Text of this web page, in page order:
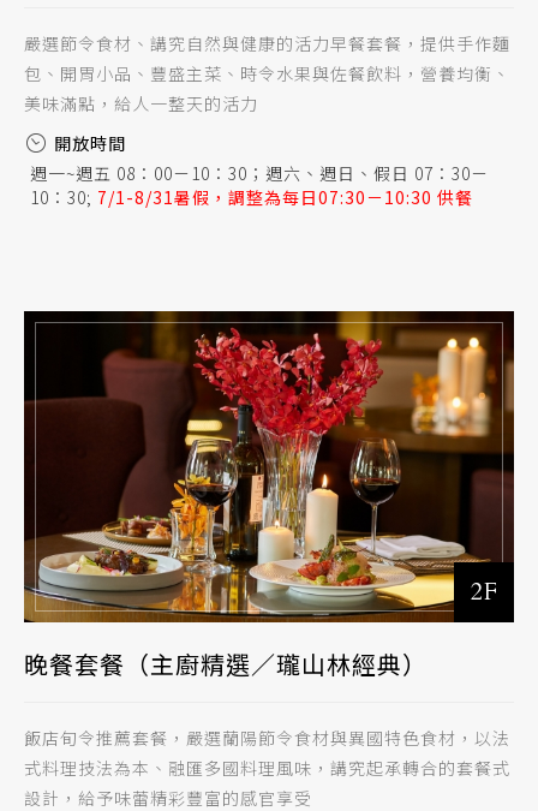
嚴選節令食材、講究自然與健康的活力早餐套餐，提供手作麵
包、開胃小品、豐盛主菜、時令水果與佐餐飲料，營養均衡、
美味滿點，給人一整天的活力
開放時間
週一~週五 08：00－10：30；週六、週日、假日 07：30－
10：30; 7/1-8/31暑假，調整為每日07:30－10:30 供餐
2F
晚餐套餐（主廚精選／瓏山林經典）
飯店旬令推薦套餐，嚴選蘭陽節令食材與異國特色食材，以法
式料理技法為本、融匯多國料理風味，講究起承轉合的套餐式
設計，給予味蕾精彩豐富的感官享受